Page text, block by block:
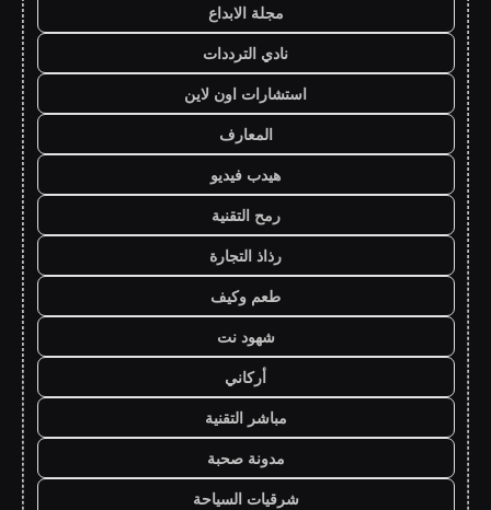
مجلة الابداع
نادي الترددات
استشارات اون لاين
المعارف
هيدب فيديو
رمح التقنية
رذاذ التجارة
طعم وكيف
شهود نت
أركاني
مباشر التقنية
مدونة صحبة
شرقيات السياحة